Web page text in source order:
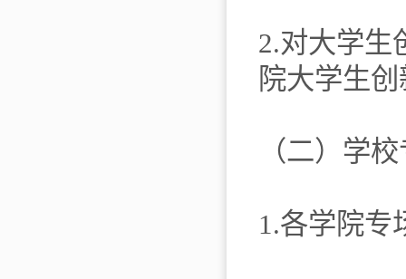
2.对大学生
院大学生
（二）学
1.各学院专